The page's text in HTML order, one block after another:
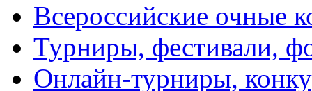
Всероссийские очные
Турниры, фестивали,
Онлайн-турниры,